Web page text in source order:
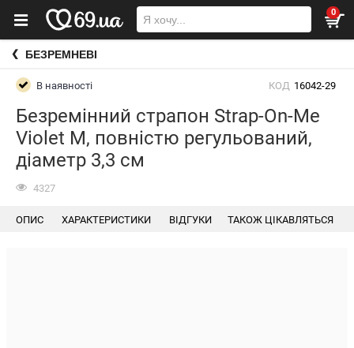
0
БЕЗРЕМНЕВІ
В наявності КОД 16042-29
Безремінний страпон Strap-On-Me
Violet M, повністю регульований,
діаметр 3,3 см
4327
ОПИС ХАРАКТЕРИСТИКИ ВІДГУКИ ТАКОЖ ЦІКАВЛЯТЬСЯ